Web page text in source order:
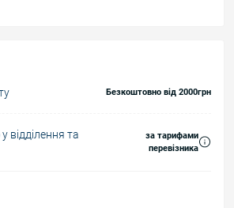
Безкоштовно від 2000грн
та
за тарифами
перевізника